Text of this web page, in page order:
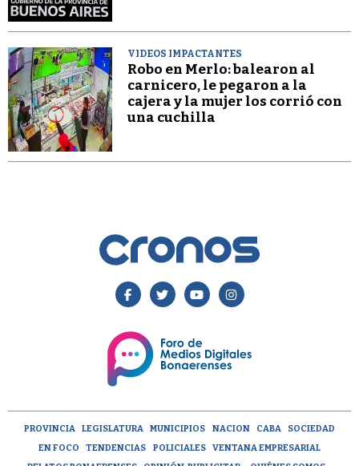
VIDEOS IMPACTANTES
Robo en Merlo: balearon al
carnicero, le pegaron a la
cajera y la mujer los corrió con
una cuchilla
PROVINCIA LEGISLATURA MUNICIPIOS NACION CABA
SOCIEDAD
EN FOCO
TENDENCIAS POLICIALES
VENTANA EMPRESARIAL